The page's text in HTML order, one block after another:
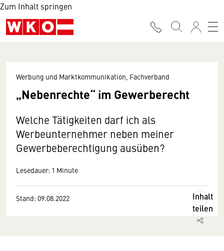
Zum Inhalt springen
Werbung und Marktkommunikation, Fachverband
„Nebenrechte“ im Gewerberecht
Welche Tätigkeiten darf ich als
Werbeunternehmer neben meiner
Gewerbeberechtigung ausüben?
Lesedauer: 1 Minute
Stand: 09.08.2022
Inhalt
teilen